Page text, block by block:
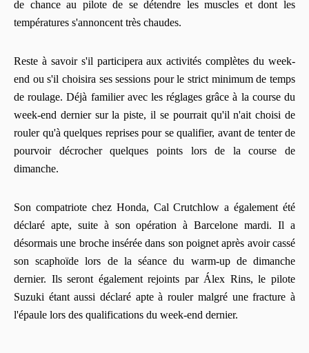
de chance au pilote de se détendre les muscles et dont les
températures s'annoncent très chaudes.
Reste à savoir s'il participera aux activités complètes du week-
end ou s'il choisira ses sessions pour le strict minimum de temps
de roulage. Déjà familier avec les réglages grâce à la course du
week-end dernier sur la piste, il se pourrait qu'il n'ait choisi de
rouler qu'à quelques reprises pour se qualifier, avant de tenter de
pourvoir décrocher quelques points lors de la course de
dimanche.
Son compatriote chez Honda, Cal Crutchlow a également été
déclaré apte, suite à son opération à Barcelone mardi. Il a
désormais une broche insérée dans son poignet après avoir cassé
son scaphoïde lors de la séance du warm-up de dimanche
dernier. Ils seront également rejoints par Álex Rins, le pilote
Suzuki étant aussi déclaré apte à rouler malgré une fracture à
l'épaule lors des qualifications du week-end dernier.